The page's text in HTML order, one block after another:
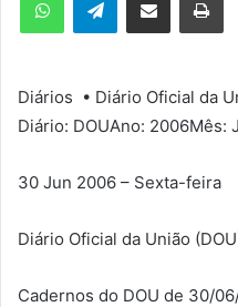
a
i
Diários • Diário Oficial da
Diário: DOUAno: 2006Mês:
30 Jun 2006 – Sexta-feira
Diário Oficial da União
Cadernos do DOU de 30/